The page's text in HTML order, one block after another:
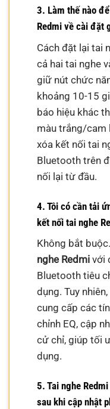
3. Làm thế nào
Redmi về cài đặt
Cách đặt lại tai
cả hai tai nghe
giữ nút chức
khoảng 10-15
báo hiệu khác
màu trắng/cam
xóa kết nối tai
Bluetooth trên
nối lại từ đầu.
4. Tôi có cần tải
kết nối tai nghe
Không bắt
nghe Redmi với
Bluetooth tiêu
dụng. Tuy
cung cấp các
chỉnh EQ, cập
cử chỉ, giúp tối
dụng.
5. Tai nghe
sau khi cập nhật